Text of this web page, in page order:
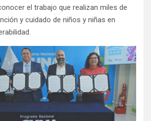
el trabajo que realizan miles de
y cuidado de niños y niñas en